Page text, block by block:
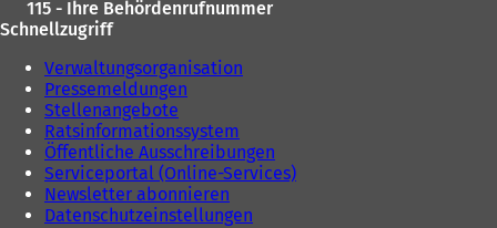
115 - Ihre Behördenrufnummer
Schnellzugriff
Verwaltungsorganisation
Pressemeldungen
Stellenangebote
Ratsinformationssystem
Öffentliche Ausschreibungen
Serviceportal (Online-Services)
Newsletter abonnieren
Datenschutzeinstellungen